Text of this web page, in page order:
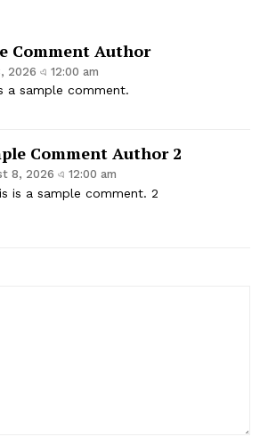
Comment Author
2026 এ 12:00 am
a sample comment.
Comment Author 2
8, 2026 এ 12:00 am
is a sample comment. 2